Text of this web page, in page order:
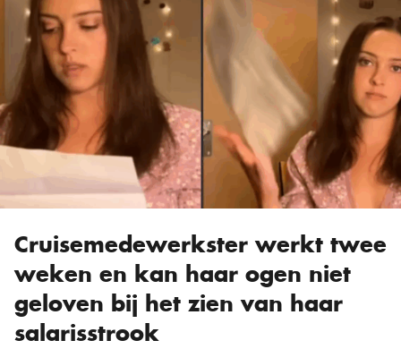
Cruisemedewerkster werkt twee
weken en kan haar ogen niet
geloven bij het zien van haar
salarisstrook